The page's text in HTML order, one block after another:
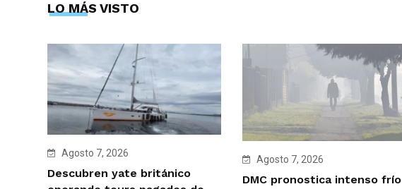
LO MÁS VISTO
Agosto 7, 2026
Descubren yate británico
Agosto 7, 2026
DMC pronostica intenso frío